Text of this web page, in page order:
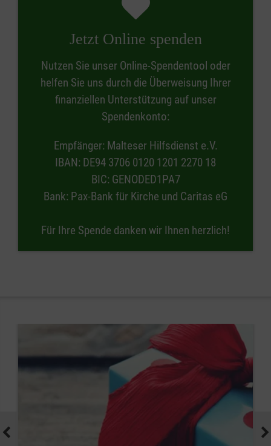
Jetzt Online spenden
Nutzen Sie unser Online-Spendentool oder
helfen Sie uns durch die Überweisung Ihrer
finanziellen Unterstützung auf unser
Spendenkonto:
Empfänger: Malteser Hilfsdienst e.V.
IBAN: DE94 3706 0120 1201 2270 18
BIC: GENODED1PA7
Bank: Pax-Bank für Kirche und Caritas eG
Für Ihre Spende danken wir Ihnen herzlich!